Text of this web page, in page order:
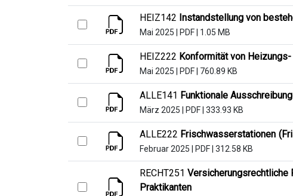
HEIZ142 Instandstellung von
Mai 2025 PDF 1.05 MB
HEIZ222 Konformität von Heizungs-
Mai 2025 PDF 760.89 KB
ALLE141 Funktionale Ausschreibung
März 2025 PDF 333.93 KB
ALLE222 Frischwasserstationen
Februar 2025 PDF 312.58 KB
RECHT251 Versicherungsrechtliche
Praktikanten